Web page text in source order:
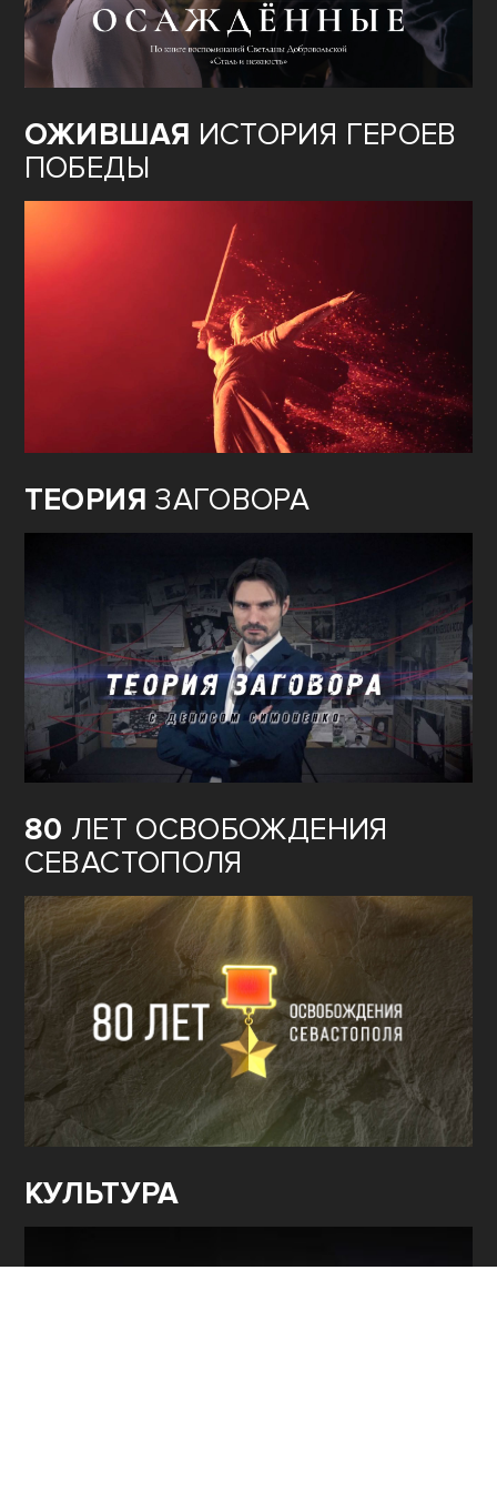
ОЖИВШАЯ ИСТОРИЯ ГЕРОЕВ
ПОБЕДЫ
ТЕОРИЯ ЗАГОВОРА
80 ЛЕТ ОСВОБОЖДЕНИЯ
СЕВАСТОПОЛЯ
КУЛЬТУРА